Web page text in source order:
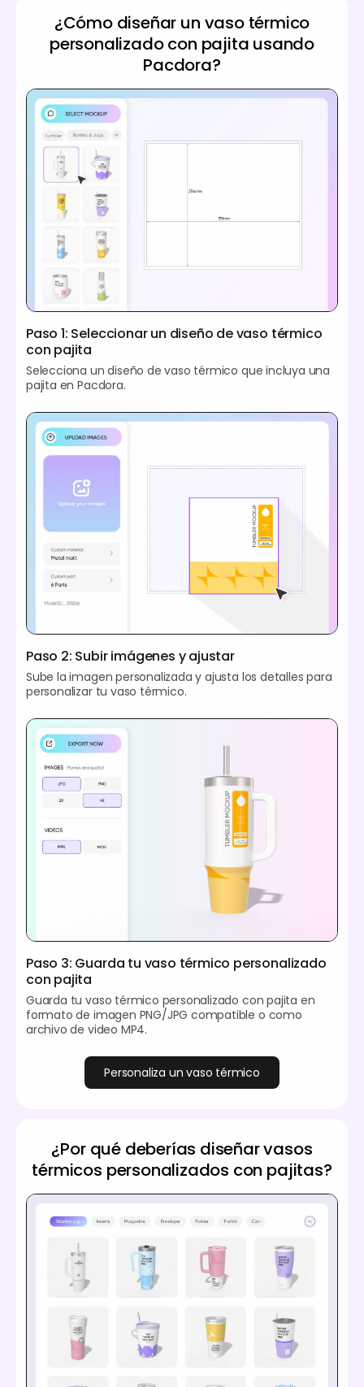
¿Cómo diseñar un vaso térmico
personalizado con pajita usando
Pacdora?
Paso 1: Seleccionar un diseño de vaso térmico
con pajita
Selecciona un diseño de vaso térmico que incluya una
pajita en Pacdora.
Paso 2: Subir imágenes y ajustar
Sube la imagen personalizada y ajusta los detalles para
personalizar tu vaso térmico.
Paso 3: Guarda tu vaso térmico personalizado
con pajita
Guarda tu vaso térmico personalizado con pajita en
formato de imagen PNG/JPG compatible o como
archivo de video MP4.
Personaliza un vaso térmico
¿Por qué deberías diseñar vasos
térmicos personalizados con pajitas?